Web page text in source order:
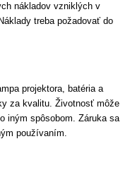
nákladov vzniklých v
treba požadovať do
projektora, batéria a
za kvalitu. Životnosť môže
iným spôsobom. Záruka sa
používaním.